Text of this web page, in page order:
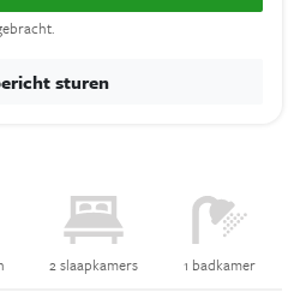
2 slaapkamers 1 badkamer
sturen